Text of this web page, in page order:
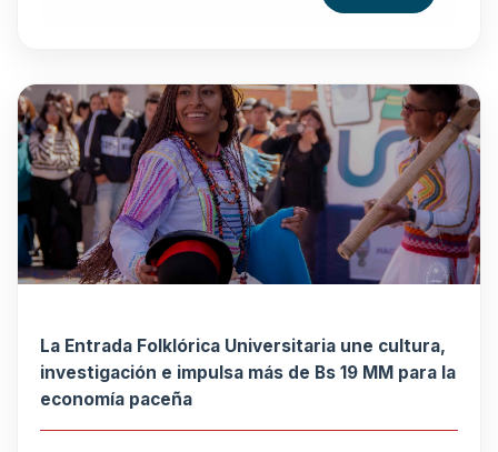
La Entrada Folklórica Universitaria une cultura,
investigación e impulsa más de Bs 19 MM para la
economía paceña